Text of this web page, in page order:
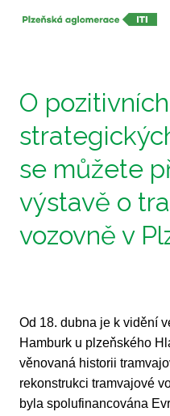
O
se můžete
výstavě o
vozovně v
Od 18. dubna je k vidění
Hamburk u plzeňského
věnovaná historii
rekonstrukci tramvajové
byla spolufinancována